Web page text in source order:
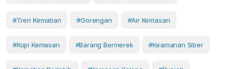
#tren Kematian #gorengan #air Kemasan
#kopi Kemasan #barang Bermerek #keamanan Siber